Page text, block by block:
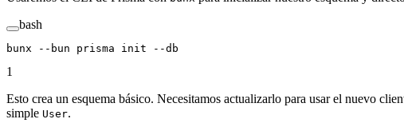
bash
bunx --bun prisma init --db
1
Esto crea un esquema básico. Necesitamos actualizarlo para usar el nuevo
simple User.